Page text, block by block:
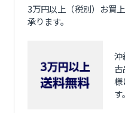
3万円以上（税別）お買
承ります。
沖
様
す。